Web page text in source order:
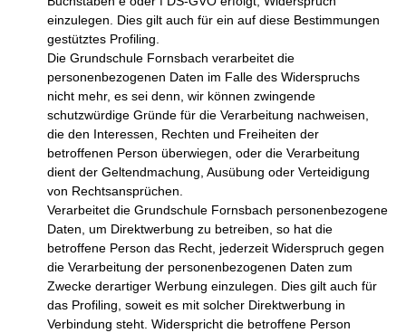
einzulegen. Dies gilt auch für ein auf diese Bestimmungen
gestütztes Profiling.
Die Grundschule Fornsbach verarbeitet die
personenbezogenen Daten im Falle des Widerspruchs
nicht mehr, es sei denn, wir können zwingende
schutzwürdige Gründe für die Verarbeitung nachweisen,
die den Interessen, Rechten und Freiheiten der
betroffenen Person überwiegen, oder die Verarbeitung
dient der Geltendmachung, Ausübung oder Verteidigung
von Rechtsansprüchen.
Verarbeitet die Grundschule Fornsbach personenbezogene
Daten, um Direktwerbung zu betreiben, so hat die
betroffene Person das Recht, jederzeit Widerspruch gegen
die Verarbeitung der personenbezogenen Daten zum
Zwecke derartiger Werbung einzulegen. Dies gilt auch für
das Profiling, soweit es mit solcher Direktwerbung in
Verbindung steht. Widerspricht die betroffene Person